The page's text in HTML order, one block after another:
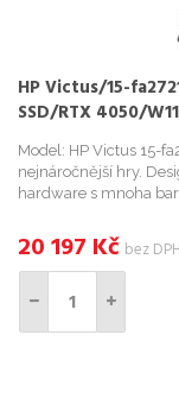
HP Victus/15-
SSD/RTX 4050/
Model: HP Victus 15-
nejnáročnější hry.
hardware s mnoha
20 197 Kč bez DPH